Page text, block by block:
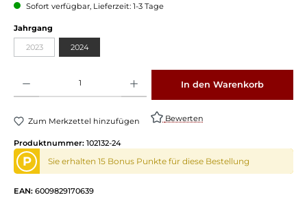
Sofort verfügbar, Lieferzeit: 1-3 Tage
Jahrgang
2023(Diese Option ist zurzeit nicht verfügbar.)
2024
In den Warenkorb
Zum Merkzettel hinzufügen Bewerten
Produktnummer: 102132-24
P Sie erhalten 15 Bonus Punkte für diese Bestellung
EAN: 6009829170639